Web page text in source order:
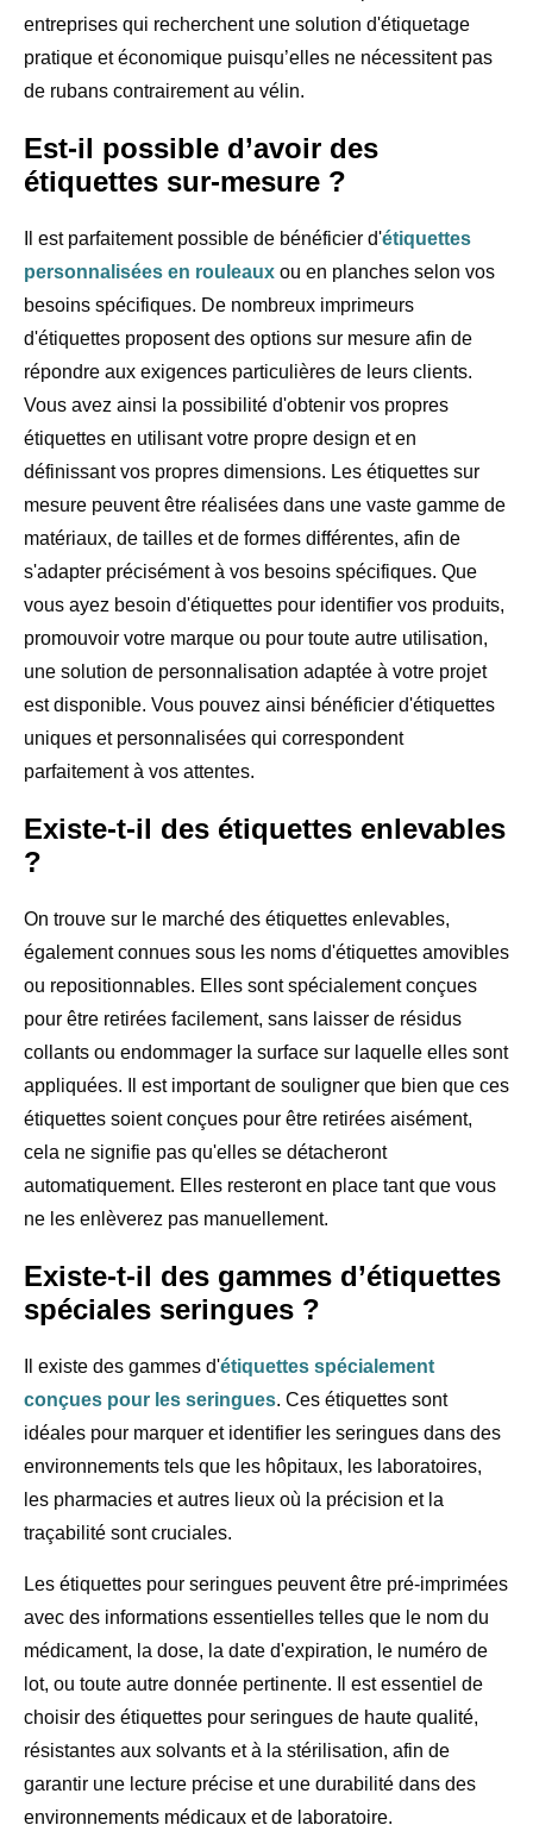
entreprises qui recherchent une solution d'étiquetage
pratique et économique puisqu’elles ne nécessitent pas
de rubans contrairement au vélin.
Est-il possible d’avoir des
étiquettes sur-mesure ?
Il est parfaitement possible de bénéficier d'étiquettes
personnalisées en rouleaux ou en planches selon vos
besoins spécifiques. De nombreux imprimeurs
d'étiquettes proposent des options sur mesure afin de
répondre aux exigences particulières de leurs clients.
Vous avez ainsi la possibilité d'obtenir vos propres
étiquettes en utilisant votre propre design et en
définissant vos propres dimensions. Les étiquettes sur
mesure peuvent être réalisées dans une vaste gamme de
matériaux, de tailles et de formes différentes, afin de
s'adapter précisément à vos besoins spécifiques. Que
vous ayez besoin d'étiquettes pour identifier vos produits,
promouvoir votre marque ou pour toute autre utilisation,
une solution de personnalisation adaptée à votre projet
est disponible. Vous pouvez ainsi bénéficier d'étiquettes
uniques et personnalisées qui correspondent
parfaitement à vos attentes.
Existe-t-il des étiquettes enlevables
?
On trouve sur le marché des étiquettes enlevables,
également connues sous les noms d'étiquettes amovibles
ou repositionnables. Elles sont spécialement conçues
pour être retirées facilement, sans laisser de résidus
collants ou endommager la surface sur laquelle elles sont
appliquées. Il est important de souligner que bien que ces
étiquettes soient conçues pour être retirées aisément,
cela ne signifie pas qu'elles se détacheront
automatiquement. Elles resteront en place tant que vous
ne les enlèverez pas manuellement.
Existe-t-il des gammes d’étiquettes
spéciales seringues ?
Il existe des gammes d'étiquettes spécialement
conçues pour les seringues. Ces étiquettes sont
idéales pour marquer et identifier les seringues dans des
environnements tels que les hôpitaux, les laboratoires,
les pharmacies et autres lieux où la précision et la
traçabilité sont cruciales.
Les étiquettes pour seringues peuvent être pré-imprimées
avec des informations essentielles telles que le nom du
médicament, la dose, la date d'expiration, le numéro de
lot, ou toute autre donnée pertinente. Il est essentiel de
choisir des étiquettes pour seringues de haute qualité,
résistantes aux solvants et à la stérilisation, afin de
garantir une lecture précise et une durabilité dans des
environnements médicaux et de laboratoire.